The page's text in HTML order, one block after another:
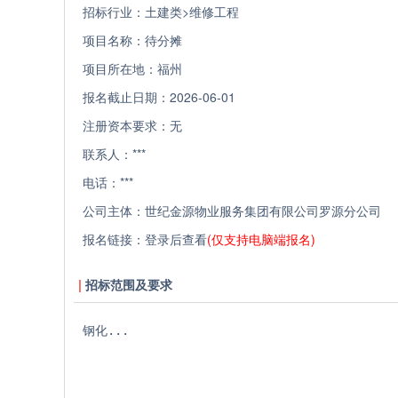
招标行业： 土建类>维修工程
项目名称： 待分摊
项目所在地： 福州
报名截止日期： 2026-06-01
注册资本要求： 无
联系人： ***
电话： ***
公司主体： 世纪金源物业服务集团有限公司罗源分公司
报名链接： 登录后查看(仅支持电脑端报名)
招标范围及要求
钢化...